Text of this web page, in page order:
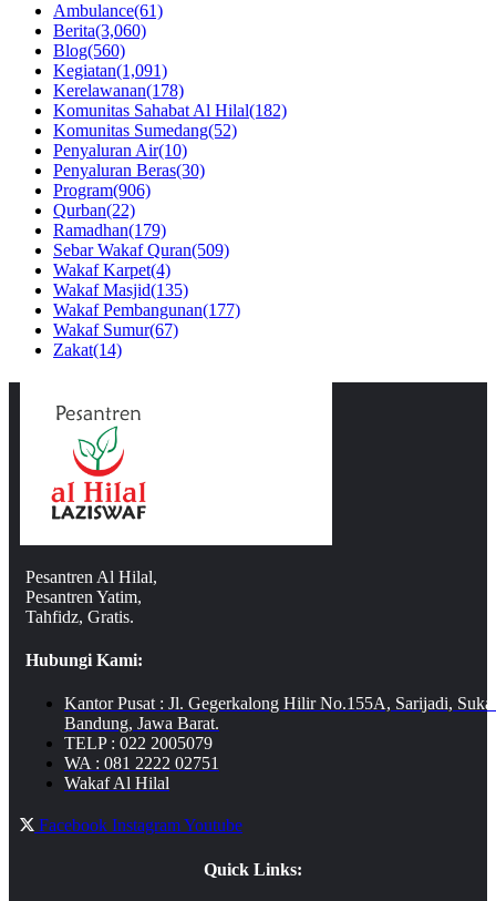
Ambulance(61)
Berita(3,060)
Blog(560)
Kegiatan(1,091)
Kerelawanan(178)
Komunitas Sahabat Al Hilal(182)
Komunitas Sumedang(52)
Penyaluran Air(10)
Penyaluran Beras(30)
Program(906)
Qurban(22)
Ramadhan(179)
Sebar Wakaf Quran(509)
Wakaf Karpet(4)
Wakaf Masjid(135)
Wakaf Pembangunan(177)
Wakaf Sumur(67)
Zakat(14)
Pesantren Al Hilal,
Pesantren Yatim,
Tahfidz, Gratis.
Hubungi Kami:
Kantor Pusat : Jl. Gegerkalong Hilir No.155A, Sarijadi,
Bandung, Jawa Barat.
TELP : 022 2005079
WA : 081 2222 02751
Wakaf Al Hilal
Facebook InstagramYoutube
Quick Links: